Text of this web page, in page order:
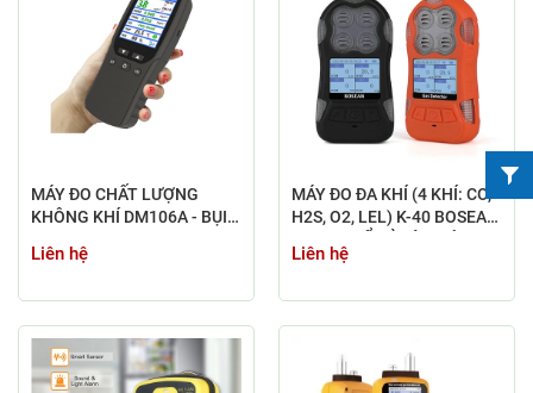
MÁY ĐO CHẤT LƯỢNG
KHÔNG KHÍ DM106A - BỤI,
TỔNG HỢP CHẤT HỮU CƠ
Liên hệ
MÁY ĐO ĐA KHÍ (4 KHÍ: CO,
H2S, O2, LEL) K-40 BOSEAN
THẢI/HẦM LÒ/ĐƯỜNG
Liên hệ